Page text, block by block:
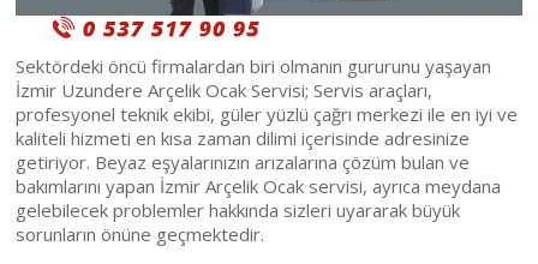
Sektördeki öncü firmalardan biri olmanın gururunu yaşayan
İzmir Uzundere Arçelik Ocak Servisi; Servis araçları,
profesyonel teknik ekibi, güler yüzlü çağrı merkezi ile en iyi ve
kaliteli hizmeti en kısa zaman dilimi içerisinde adresinize
getiriyor. Beyaz eşyalarınızın arızalarına çözüm bulan ve
bakımlarını yapan İzmir Arçelik Ocak servisi, ayrıca meydana
gelebilecek problemler hakkında sizleri uyararak büyük
sorunların önüne geçmektedir.